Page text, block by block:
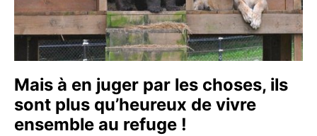
Mais à en juger par les choses, ils
sont plus qu’heureux de vivre
ensemble au refuge !